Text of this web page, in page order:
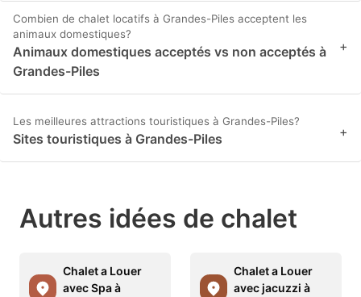
Combien de chalet locatifs à Grandes-Piles acceptent les
animaux domestiques?
Animaux domestiques acceptés vs non acceptés à
Grandes-Piles
+
Les meilleures attractions touristiques à Grandes-Piles?
Sites touristiques à Grandes-Piles +
Autres idées de chalet
Chalet a Louer
avec Spa à
Chalet a Louer
avec jacuzzi à